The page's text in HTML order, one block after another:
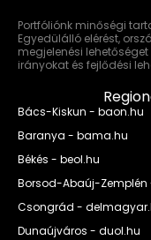
Portfóliónk minőségi
Egyedülálló elérést,
megjelenési
irányokat és fejlődési
Bács-Kiskun - baon.hu
Baranya - bama.hu
Békés - beol.hu
Borsod-Abaúj-Zemplén
Csongrád -
Dunaújváros - duol.hu